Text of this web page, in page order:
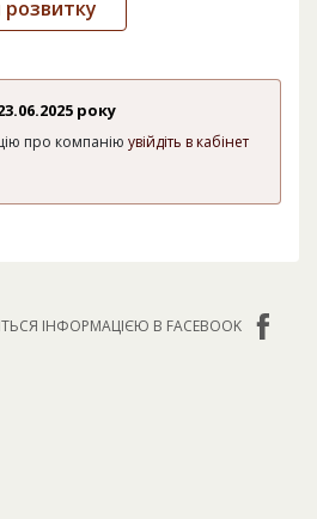
року
про компанію увійдіть в кабінет
ІНФОРМАЦІЄЮ В FACEBOOK